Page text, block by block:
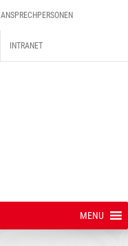
ANSPRECHPERSONEN
INTRANET
MENU